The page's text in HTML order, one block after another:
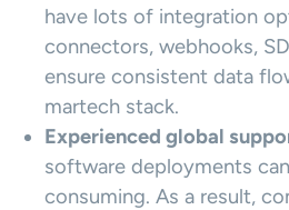
have lots of integration
connectors, webhooks,
ensure consistent data
martech stack.
Experienced global
software deployments
consuming. As a result,